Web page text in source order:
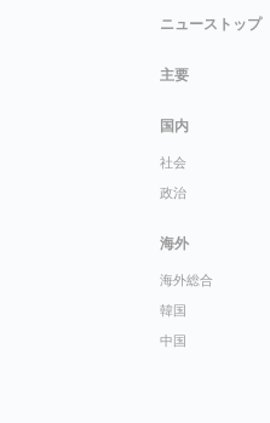
ニューストップ
主要
国内
社会
政治
海外
海外総合
韓国
中国